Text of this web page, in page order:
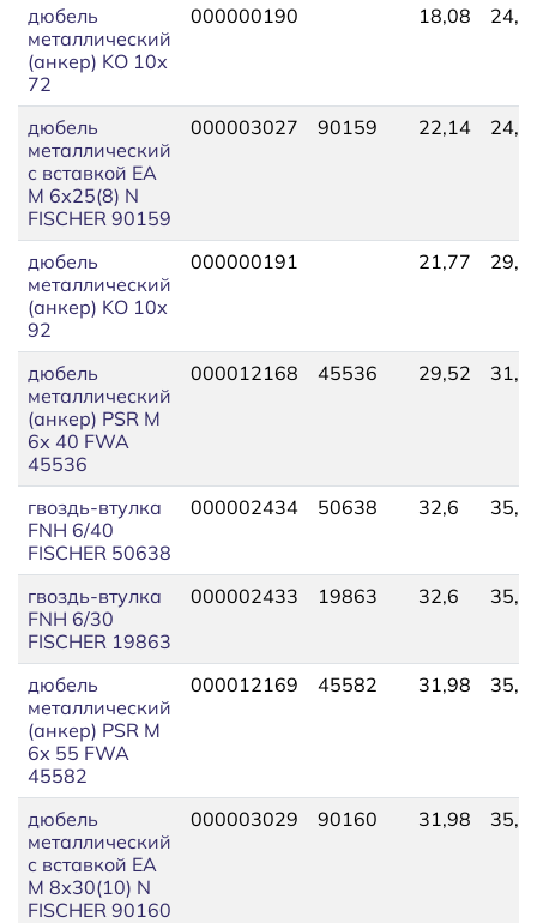
дюбель
металлический
(анкер) KO 10х
72
000000190 18,08
дюбель
металлический
c вставкой EA
М 6х25(8) N
FISCHER 90159
000003027 90159 22,14
дюбель
металлический
(анкер) KO 10х
92
000000191 21,77
дюбель
металлический
(анкер) PSR М
6х 40 FWA
45536
000012168 45536 29,52
гвоздь-втулка
FNH 6/40
FISCHER 50638
000002434 50638 32,6
гвоздь-втулка
FNH 6/30
FISCHER 19863
000002433 19863 32,6
дюбель
металлический
(анкер) PSR М
6х 55 FWA
45582
000012169 45582 31,98
дюбель
металлический
c вставкой EA
М 8х30(10) N
FISCHER 90160
000003029 90160 31,98